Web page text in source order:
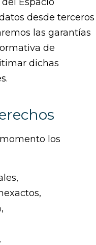
desde terceros
las garantías
de
dichas
los